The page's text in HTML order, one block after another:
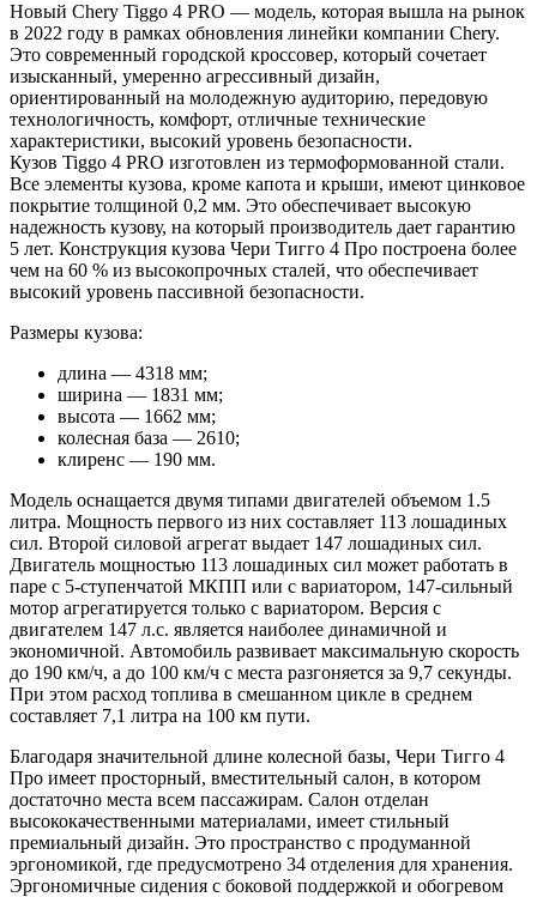
Новый Chery Tiggo 4 PRO — модель, которая вышла на рынок
в 2022 году в рамках обновления линейки компании Chery.
Это современный городской кроссовер, который сочетает
изысканный, умеренно агрессивный дизайн,
ориентированный на молодежную аудиторию, передовую
технологичность, комфорт, отличные технические
характеристики, высокий уровень безопасности.
Кузов Tiggo 4 PRO изготовлен из термоформованной стали.
Все элементы кузова, кроме капота и крыши, имеют цинковое
покрытие толщиной 0,2 мм. Это обеспечивает высокую
надежность кузову, на который производитель дает гарантию
5 лет. Конструкция кузова Чери Тигго 4 Про построена более
чем на 60 % из высокопрочных сталей, что обеспечивает
высокий уровень пассивной безопасности.
Размеры кузова:
длина — 4318 мм;
ширина — 1831 мм;
высота — 1662 мм;
колесная база — 2610;
клиренс — 190 мм.
Модель оснащается двумя типами двигателей объемом 1.5
литра. Мощность первого из них составляет 113 лошадиных
сил. Второй силовой агрегат выдает 147 лошадиных сил.
Двигатель мощностью 113 лошадиных сил может работать в
паре с 5-ступенчатой МКПП или с вариатором, 147-сильный
мотор агрегатируется только с вариатором. Версия с
двигателем 147 л.с. является наиболее динамичной и
экономичной. Автомобиль развивает максимальную скорость
до 190 км/ч, а до 100 км/ч с места разгоняется за 9,7 секунды.
При этом расход топлива в смешанном цикле в среднем
составляет 7,1 литра на 100 км пути.
Благодаря значительной длине колесной базы, Чери Тигго 4
Про имеет просторный, вместительный салон, в котором
достаточно места всем пассажирам. Салон отделан
высококачественными материалами, имеет стильный
премиальный дизайн. Это пространство с продуманной
эргономикой, где предусмотрено 34 отделения для хранения.
Эргономичные сидения с боковой поддержкой и обогревом